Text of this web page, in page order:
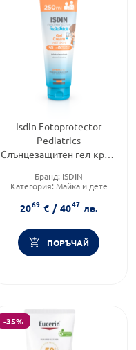
Isdin Fotoprotector
Pediatrics
Слънцезащитен гел-крем
SPF50 250мл
Бранд: ISDIN
Категория: Майка и дете
50
2069 € / 4047 лв.
ПОРЪЧАЙ
-35%